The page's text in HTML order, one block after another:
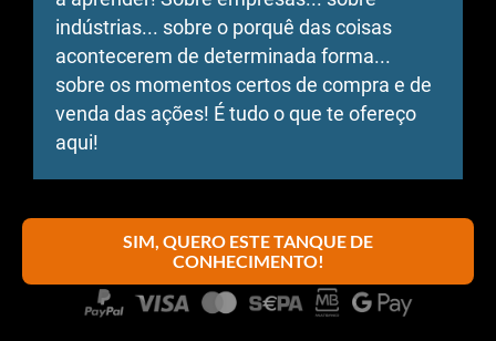
indústrias... sobre o porquê das coisas
acontecerem de determinada forma...
sobre os momentos certos de compra e de
venda das ações! É tudo o que te ofereço
aqui!
SIM, QUERO ESTE TANQUE DE
CONHECIMENTO!